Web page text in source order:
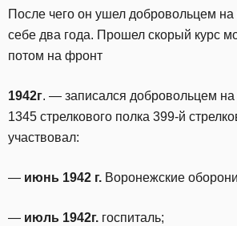
После чего он ушел добровольцем
себе два года. Прошел скорый курс
потом на фронт
1942г. — записался добровольцем на
1345 стрелкового полка 399-й
участвовал:
— июнь 1942 г. Воронежские
— июль 1942г. госпиталь;